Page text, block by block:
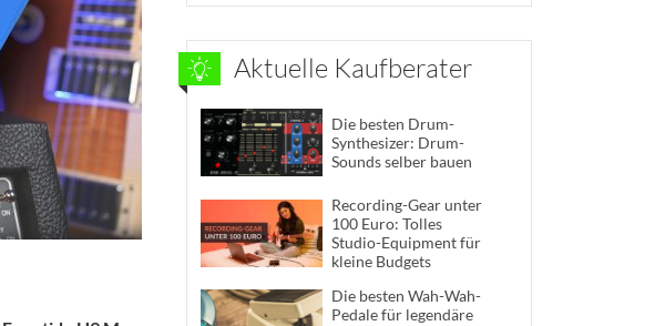
Aktuelle Kaufberater
Die besten Drum-
Synthesizer: Drum-
Sounds selber bauen
Recording-Gear unter
100 Euro: Tolles
Studio-Equipment für
kleine Budgets
Die besten Wah-Wah-
Pedale für legendäre